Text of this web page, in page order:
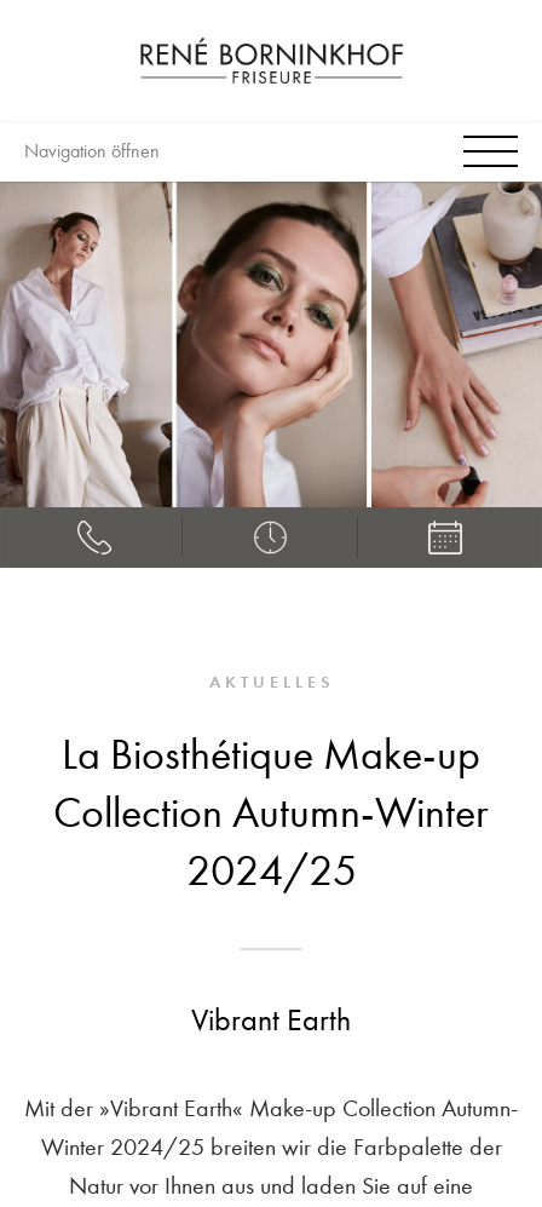
Navigation öffnen
AKTUELLES
La Biosthétique Make-up
Collection Autumn-Winter
2024/25
Vibrant Earth
Mit der »Vibrant Earth« Make-up Collection Autumn-
Winter 2024/25 breiten wir die Farbpalette der
Natur vor Ihnen aus und laden Sie auf eine